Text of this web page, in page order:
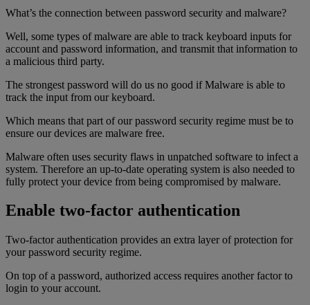
What’s the connection between password security and malware?
Well, some types of malware are able to track keyboard inputs for
account and password information, and transmit that information to
a malicious third party.
The strongest password will do us no good if Malware is able to
track the input from our keyboard.
Which means that part of our password security regime must be to
ensure our devices are malware free.
Malware often uses security flaws in unpatched software to infect a
system. Therefore an up-to-date operating system is also needed to
fully protect your device from being compromised by malware.
Enable two-factor authentication
Two-factor authentication provides an extra layer of protection for
your password security regime.
On top of a password, authorized access requires another factor to
login to your account.